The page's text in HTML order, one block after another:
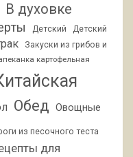
В духовке
Детский
Детский
Закуски из грибов и
картофельная
Обед Овощные
из песочного теста
для